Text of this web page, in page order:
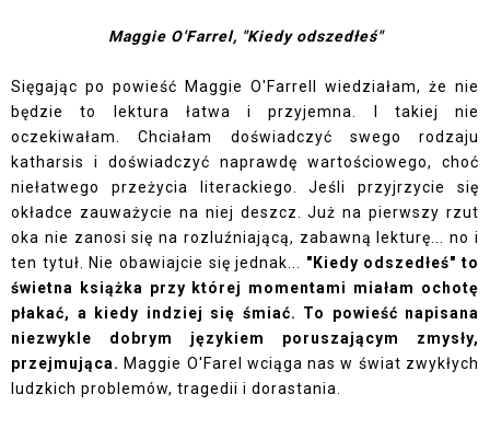
Maggie O'Farrel, "Kiedy odszedłeś"
Sięgając po powieść Maggie O'Farrell wiedziałam, że nie
będzie to lektura łatwa i przyjemna. I takiej nie
oczekiwałam. Chciałam doświadczyć swego rodzaju
katharsis i doświadczyć naprawdę wartościowego, choć
niełatwego przeżycia literackiego. Jeśli przyjrzycie się
okładce zauważycie na niej deszcz. Już na pierwszy rzut
oka nie zanosi się na rozluźniającą, zabawną lekturę... no i
ten tytuł. Nie obawiajcie się jednak... "Kiedy odszedłeś" to
świetna książka przy której momentami miałam ochotę
płakać, a kiedy indziej się śmiać. To powieść napisana
niezwykle dobrym językiem poruszającym zmysły,
przejmująca. Maggie O'Farel wciąga nas w świat zwykłych
ludzkich problemów, tragedii i dorastania.